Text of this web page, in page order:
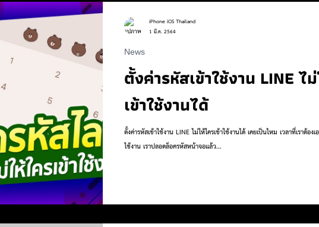
ตั้งค่ารหัสเข้าใช้งาน LINE ไ
เข้าใช้งานได้
ตั้งค่ารหัสเข้าใช้งาน LINE ไม่ให้ใครเข้าใช้งานได้ เคยเป็นไหม เวลาที่เราต้องเอาโทรศัพท์ให้คนอื่น
ใช้งาน เราปลอดล็อครหัสหน้าจอแล้ว...
News
iPhone iOS Thailand
1 มี.ค. 2564